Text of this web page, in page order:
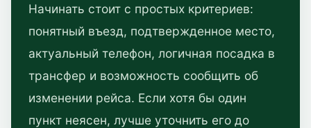
Начинать стоит с простых критериев:
понятный въезд, подтвержденное место,
актуальный телефон, логичная посадка в
трансфер и возможность сообщить об
изменении рейса. Если хотя бы один
пункт неясен, лучше уточнить его до